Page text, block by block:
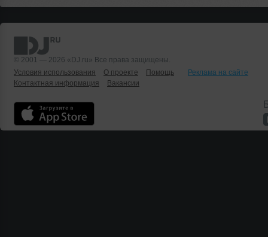
© 2001 — 2026 «DJ.ru» Все права защищены.
Условия использования
О проекте Помощь
Реклама на сайте
Контактная информация
Вакансии